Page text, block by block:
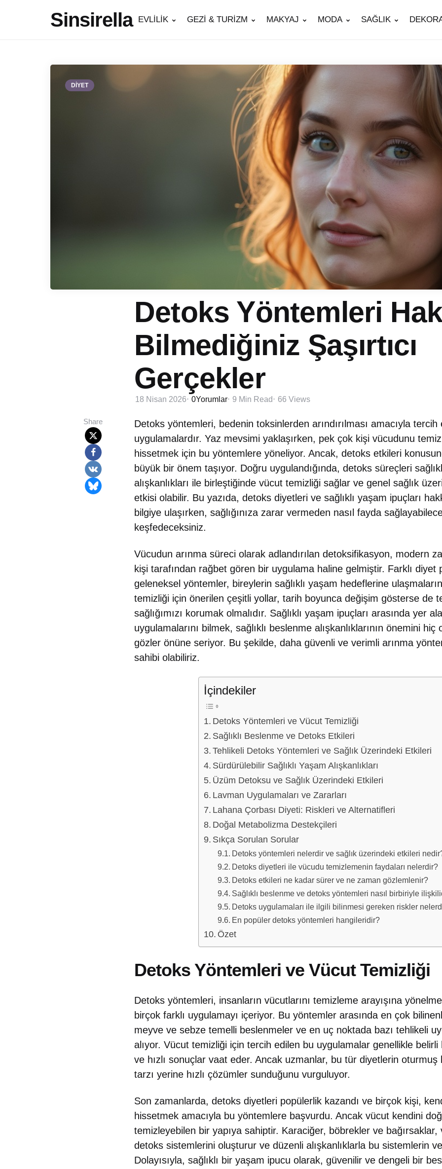
Sinsirella EVLİLİK GEZİ & TURİZM MAKYAJ MODA SAĞLIK
DİYET
Detoks Yöntemleri
Bilmediğiniz Şaşırtıcı
Gerçekler
18 Nisan 2026 0Yorumlar 9 Min Read 66 Views
Share
Detoks yöntemleri, bedenin toksinlerden arındırılması amacıyla tercih
uygulamalardır. Yaz mevsimi yaklaşırken, pek çok kişi vücudunu
hissetmek için bu yöntemlere yöneliyor. Ancak, detoks etkileri
büyük bir önem taşıyor. Doğru uygulandığında, detoks süreçleri
alışkanlıkları ile birleştiğinde vücut temizliği sağlar ve genel sağlık
etkisi olabilir. Bu yazıda, detoks diyetleri ve sağlıklı yaşam ipuçları
bilgiye ulaşırken, sağlığınıza zarar vermeden nasıl fayda
keşfedeceksiniz.
Vücudun arınma süreci olarak adlandırılan detoksifikasyon, modern
kişi tarafından rağbet gören bir uygulama haline gelmiştir. Farklı diyet
geleneksel yöntemler, bireylerin sağlıklı yaşam hedeflerine
temizliği için önerilen çeşitli yollar, tarih boyunca değişim gösterse de
sağlığımızı korumak olmalıdır. Sağlıklı yaşam ipuçları arasında yer
uygulamalarını bilmek, sağlıklı beslenme alışkanlıklarının önemini hiç
gözler önüne seriyor. Bu şekilde, daha güvenli ve verimli arınma
sahibi olabiliriz.
İçindekiler
Detoks Yöntemleri ve Vücut Temizliği
Sağlıklı Beslenme ve Detoks Etkileri
Tehlikeli Detoks Yöntemleri ve Sağlık Üzerindeki Etkileri
Sürdürülebilir Sağlıklı Yaşam Alışkanlıkları
Üzüm Detoksu ve Sağlık Üzerindeki Etkileri
Lavman Uygulamaları ve Zararları
Lahana Çorbası Diyeti: Riskleri ve Alternatifleri
Doğal Metabolizma Destekçileri
Sıkça Sorulan Sorular
Detoks yöntemleri nelerdir ve sağlık üzerindeki etkileri
Detoks diyetleri ile vücudu temizlemenin faydaları nelerdir?
Detoks etkileri ne kadar sürer ve ne zaman gözlemlenir?
Sağlıklı beslenme ve detoks yöntemleri nasıl birbiriyle
Detoks uygulamaları ile ilgili bilinmesi gereken riskler
En popüler detoks yöntemleri hangileridir?
Özet
Detoks Yöntemleri ve Vücut Temizliği
Detoks yöntemleri, insanların vücutlarını temizleme arayışına
birçok farklı uygulamayı içeriyor. Bu yöntemler arasında en çok
meyve ve sebze temelli beslenmeler ve en uç noktada bazı tehlikeli
alıyor. Vücut temizliği için tercih edilen bu uygulamalar genellikle belirli
ve hızlı sonuçlar vaat eder. Ancak uzmanlar, bu tür diyetlerin oturmuş
tarzı yerine hızlı çözümler sunduğunu vurguluyor.
Son zamanlarda, detoks diyetleri popülerlik kazandı ve birçok kişi,
hissetmek amacıyla bu yöntemlere başvurdu. Ancak vücut kendini
temizleyebilen bir yapıya sahiptir. Karaciğer, böbrekler ve bağırsaklar,
detoks sistemlerini oluşturur ve düzenli alışkanlıklarla bu sistemlerin
Dolayısıyla, sağlıklı bir yaşam ipucu olarak, güvenilir ve dengeli bir